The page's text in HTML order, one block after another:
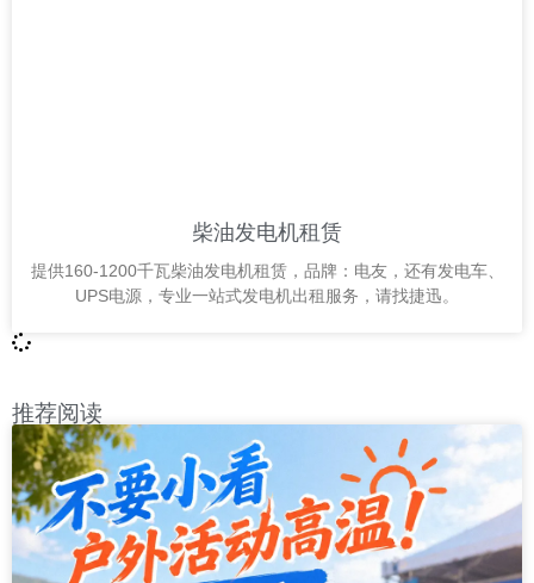
柴油发电机租赁
提供160-1200千瓦柴油发电机租赁，品牌：电友，还有发电车、
UPS电源，专业一站式发电机出租服务，请找捷迅。
推荐阅读